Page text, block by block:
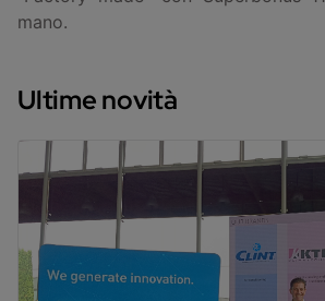
mano.
Ultime novità